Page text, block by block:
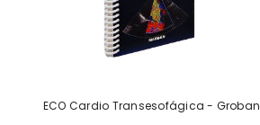
ECO Cardio Transesofágica - Groban